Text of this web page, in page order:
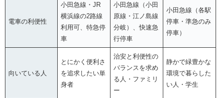
電車の利便性
小田急線・JR
横浜線の2路線
利用可、特急停
車
小田急線（小田
原線・江ノ島線
分岐）、快速急
行停車
小田急線（各駅
停車・準急のみ
停車）
向いている人
とにかく便利さ
を追求したい単
身者
治安と利便性の
バランスを求め
る人・ファミリ
ー
静かで緑豊かな
環境で暮らした
い人・学生